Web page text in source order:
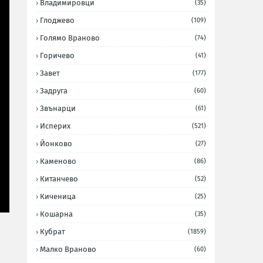
Владимировци (35)
Глоджево (109)
Голямо Враново (74)
Горичево (41)
Завет (177)
Задруга (60)
Звънарци (61)
Исперих (521)
Йонково (27)
Каменово (86)
Китанчево (52)
Киченица (25)
Кошарна (35)
Кубрат (1859)
Малко Враново (60)